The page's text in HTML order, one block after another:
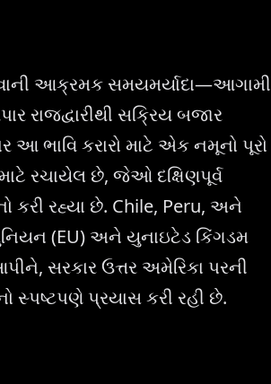
આક્રમક સમયમર્યાદા—આગામી
રાજદ્વારીથી સક્રિય બજાર
ભાવિ કરારો માટે એક નમૂનો પૂરો
રચાયેલ છે, જેઓ દક્ષિણપૂર્વ
કરી રહ્યા છે. Chile, Peru, અને
(EU) અને યુનાઇટેડ કિંગડમ
સરકાર ઉત્તર અમેરિકા પરની
સ્પષ્ટપણે પ્રયાસ કરી રહી છે.